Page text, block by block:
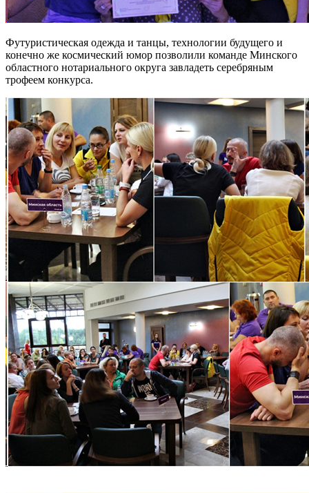
Футуристическая одежда и танцы, технологии будущего и
конечно же космический юмор позволили команде Минского
областного нотариального округа завладеть серебряным
трофеем конкурса.